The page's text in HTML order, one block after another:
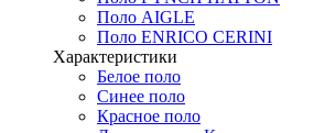
Поло AIGLE
Поло ENRICO CERINI
Характеристики
Белое поло
Синее поло
Красное поло